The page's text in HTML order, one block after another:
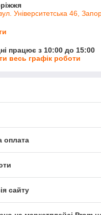
Університетська 46,
працює з 10:00 до 15:00
весь графік роботи
оплата
сайту